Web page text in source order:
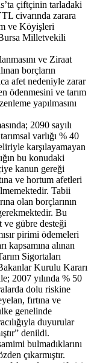
çiftçinin tarladaki
civarında zarara
ve Köyişleri
Milletvekili
ve Ziraat
borçların
afet nedeniyle zarar
ödenmesini ve tarım
yapılmasını
2090 sayılı
varlığı % 40
karşılayamayan
bu konudaki
kanun gereği
ve hortum afetleri
Tabii
olan borçlarının
Bu
gübre desteği
pirimi ödemeleri
kapsamına alınan
Sigortaları
Kurulu Kararı
2007 yılında % 50
dolu riskine
fırtına ve
genelinde
duyurular
denildi.
bulmadıklarını
çıkarmıştır.